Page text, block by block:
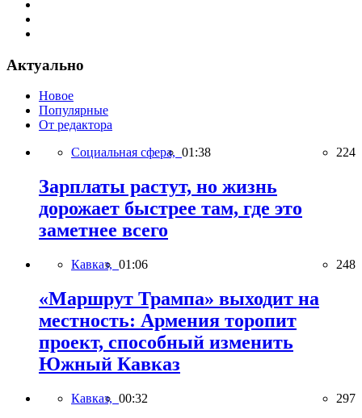
Актуально
Новое
Популярные
От редактора
Социальная сфера, 01:38 224
Зарплаты растут, но жизнь
дорожает быстрее там, где это
заметнее всего
Кавказ, 01:06 248
«Маршрут Трампа» выходит на
местность: Армения торопит
проект, способный изменить
Южный Кавказ
Кавказ, 00:32 297